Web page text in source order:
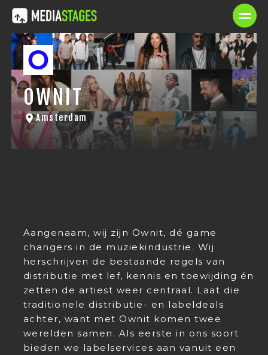
OWNIT
Amsterdam
Aangenaam, wij zijn Ownit, dé game
changers in de muziekindustrie. Wij
herschrijven de bestaande regels van
distributie met lef, kennis en toewijding én
zetten de artiest weer centraal. Laat die
traditionele distributie- en labeldeals
achter, want met Ownit komen twee
werelden samen. Als eerste in ons soort
bieden we labelservices aan vanuit een